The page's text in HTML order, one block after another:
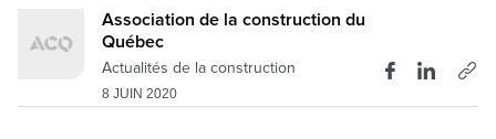
Association de la construction du
Québec
Actualités de la construction
8 JUIN 2020